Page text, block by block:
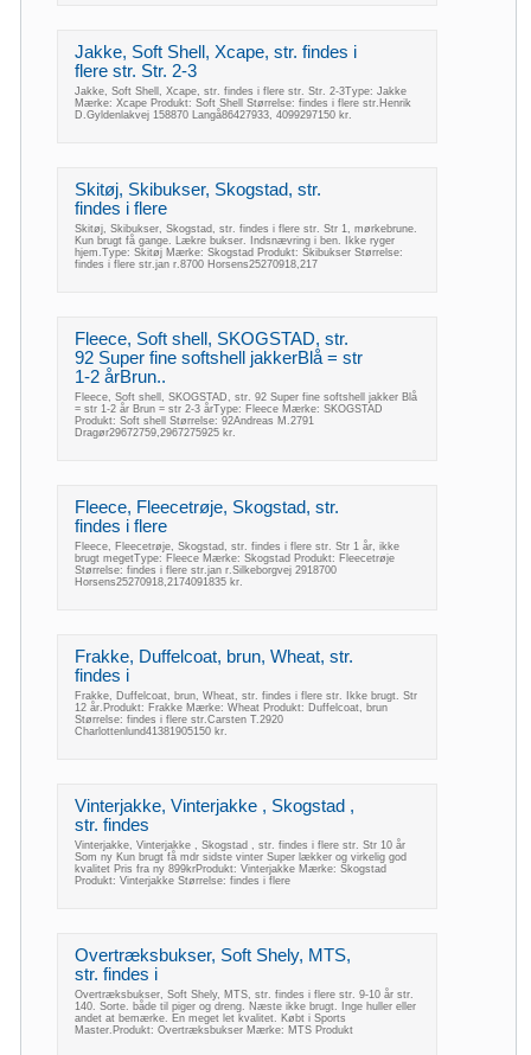
Jakke, Soft Shell, Xcape, str. findes i
flere str. Str. 2-3
Jakke, Soft Shell, Xcape, str. findes i flere str. Str. 2-3Type: Jakke
Mærke: Xcape Produkt: Soft Shell Størrelse: findes i flere str.Henrik
D.Gyldenlakvej 158870 Langå86427933, 4099297150 kr.
Skitøj, Skibukser, Skogstad, str.
findes i flere
Skitøj, Skibukser, Skogstad, str. findes i flere str. Str 1, mørkebrune.
Kun brugt få gange. Lækre bukser. Indsnævring i ben. Ikke ryger
hjem.Type: Skitøj Mærke: Skogstad Produkt: Skibukser Størrelse:
findes i flere str.jan r.8700 Horsens25270918,217
Fleece, Soft shell, SKOGSTAD, str.
92 Super fine softshell jakkerBlå = str
1-2 årBrun..
Fleece, Soft shell, SKOGSTAD, str. 92 Super fine softshell jakker Blå
= str 1-2 år Brun = str 2-3 årType: Fleece Mærke: SKOGSTAD
Produkt: Soft shell Størrelse: 92Andreas M.2791
Dragør29672759,2967275925 kr.
Fleece, Fleecetrøje, Skogstad, str.
findes i flere
Fleece, Fleecetrøje, Skogstad, str. findes i flere str. Str 1 år, ikke
brugt megetType: Fleece Mærke: Skogstad Produkt: Fleecetrøje
Størrelse: findes i flere str.jan r.Silkeborgvej 2918700
Horsens25270918,2174091835 kr.
Frakke, Duffelcoat, brun, Wheat, str.
findes i
Frakke, Duffelcoat, brun, Wheat, str. findes i flere str. Ikke brugt. Str
12 år.Produkt: Frakke Mærke: Wheat Produkt: Duffelcoat, brun
Størrelse: findes i flere str.Carsten T.2920
Charlottenlund41381905150 kr.
Vinterjakke, Vinterjakke , Skogstad ,
str. findes
Vinterjakke, Vinterjakke , Skogstad , str. findes i flere str. Str 10 år
Som ny Kun brugt få mdr sidste vinter Super lækker og virkelig god
kvalitet Pris fra ny 899krProdukt: Vinterjakke Mærke: Skogstad
Produkt: Vinterjakke Størrelse: findes i flere
Overtræksbukser, Soft Shely, MTS,
str. findes i
Overtræksbukser, Soft Shely, MTS, str. findes i flere str. 9-10 år str.
140. Sorte. både til piger og dreng. Næste ikke brugt. Inge huller eller
andet at bemærke. En meget let kvalitet. Købt i Sports
Master.Produkt: Overtræksbukser Mærke: MTS Produkt